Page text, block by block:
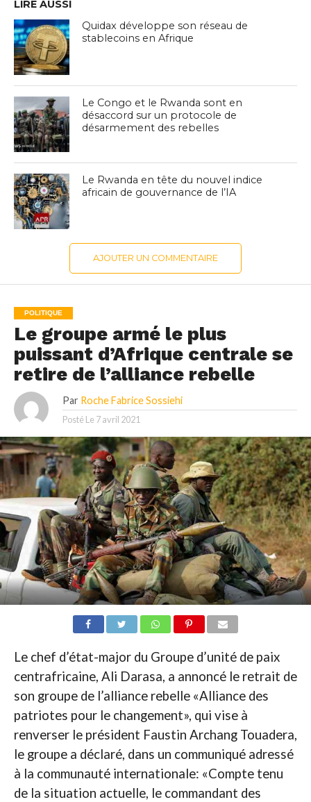
LIRE AUSSI
Quidax développe son réseau de
stablecoins en Afrique
Le Congo et le Rwanda sont en
désaccord sur un protocole de
désarmement des rebelles
Le Rwanda en tête du nouvel indice
africain de gouvernance de l’IA
AJOUTER UN COMMENTAIRE
POLITIQUE
Le groupe armé le plus
puissant d’Afrique centrale se
retire de l’alliance rebelle
Par Roche Fabrice Sossiehi
Posté Le 7 avril 2021
Le chef d’état-major du Groupe d’unité de paix
centrafricaine, Ali Darasa, a annoncé le retrait de
son groupe de l’alliance rebelle «Alliance des
patriotes pour le changement», qui vise à
renverser le président Faustin Archang Touadera,
le groupe a déclaré, dans un communiqué adressé
à la communauté internationale: «Compte tenu
de la situation actuelle, le commandant des